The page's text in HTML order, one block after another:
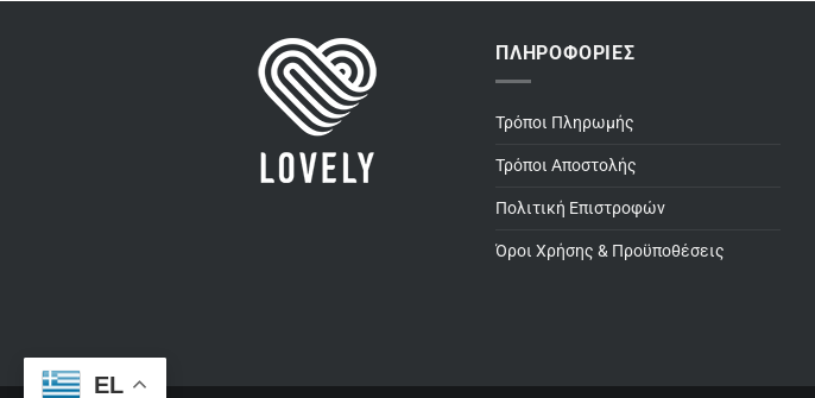
through
ΠΛΗΡΟΦΟΡΊΕΣ
Τρόποι Πληρωμής
Τρόποι Αποστολής
Πολιτική Επιστροφών
Όροι Χρήσης & Προϋποθέσεις
EL